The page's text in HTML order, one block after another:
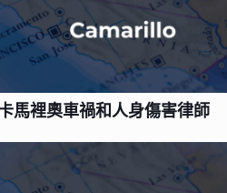
馬裡奧車禍和人身傷害律師